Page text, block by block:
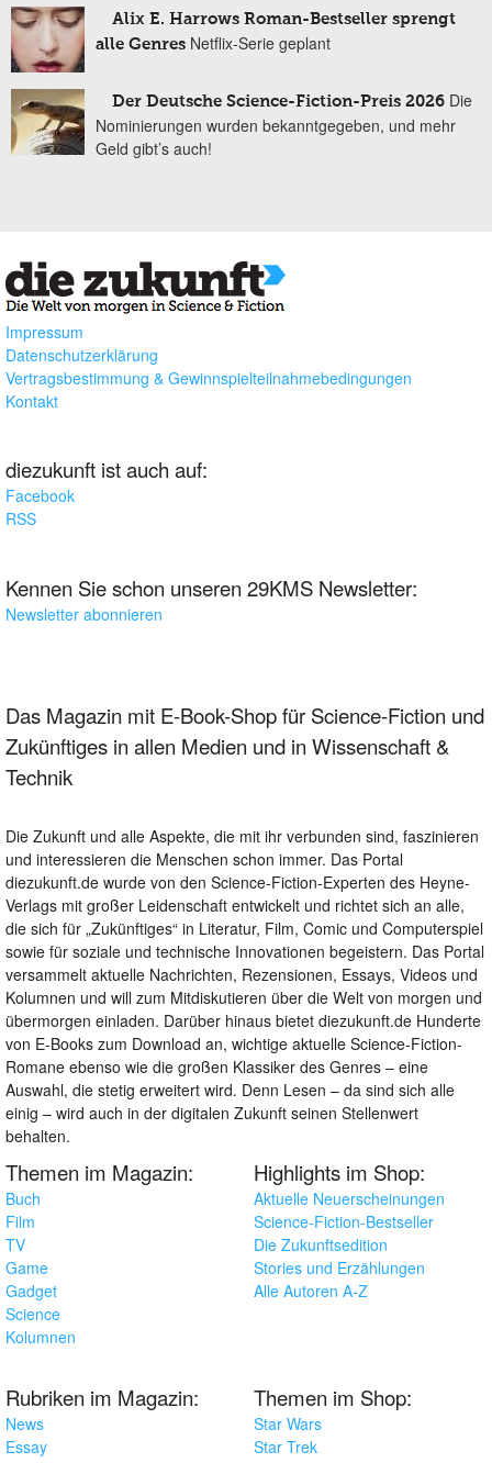
Alix E. Harrows Roman-Bestseller sprengt
alle Genres Netflix-Serie geplant
Der Deutsche Science-Fiction-Preis 2026 Die
Nominierungen wurden bekanntgegeben, und mehr
Geld gibt’s auch!
Impressum
Datenschutzerklärung
Vertragsbestimmung & Gewinnspielteilnahmebedingungen
Kontakt
diezukunft ist auch auf:
Facebook
RSS
Kennen Sie schon unseren 29KMS Newsletter:
Newsletter abonnieren
Das Magazin mit E-Book-Shop für Science-Fiction und
Zukünftiges in allen Medien und in Wissenschaft &
Technik
Die Zukunft und alle Aspekte, die mit ihr verbunden sind, faszinieren
und interessieren die Menschen schon immer. Das Portal
diezukunft.de wurde von den Science-Fiction-Experten des Heyne-
Verlags mit großer Leidenschaft entwickelt und richtet sich an alle,
die sich für „Zukünftiges“ in Literatur, Film, Comic und Computerspiel
sowie für soziale und technische Innovationen begeistern. Das Portal
versammelt aktuelle Nachrichten, Rezensionen, Essays, Videos und
Kolumnen und will zum Mitdiskutieren über die Welt von morgen und
übermorgen einladen. Darüber hinaus bietet diezukunft.de Hunderte
von E-Books zum Download an, wichtige aktuelle Science-Fiction-
Romane ebenso wie die großen Klassiker des Genres – eine
Auswahl, die stetig erweitert wird. Denn Lesen – da sind sich alle
einig – wird auch in der digitalen Zukunft seinen Stellenwert
behalten.
Themen im Magazin:
Buch
Film
TV
Game
Gadget
Science
Kolumnen
Highlights im Shop:
Aktuelle Neuerscheinungen
Science-Fiction-Bestseller
Die Zukunftsedition
Stories und Erzählungen
Alle Autoren A-Z
Rubriken im Magazin:
News
Essay
Themen im Shop:
Star Wars
Star Trek